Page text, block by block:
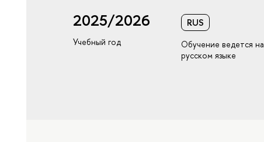
2025/2026
Учебный год
RUS
Обучение ведется на
русском языке